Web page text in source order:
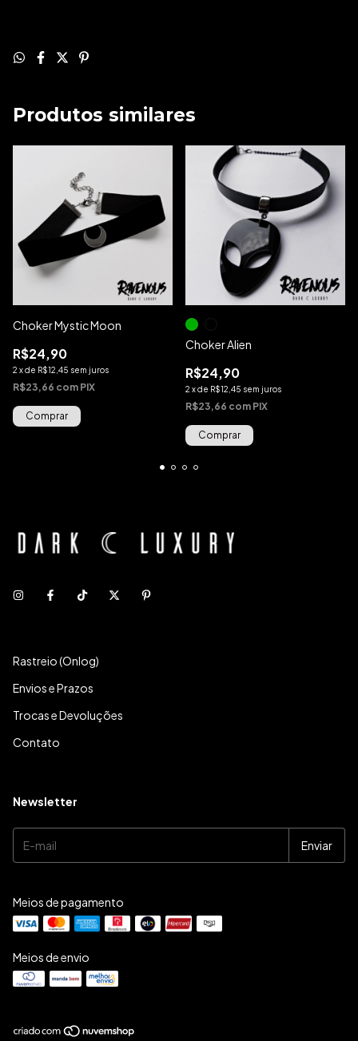
Produtos similares
Choker Mystic Moon
R$24,90
2 xde R$12,45 sem juros
R$23,66 com PIX
Comprar
Choker Alien
R$24,90
2 xde R$12,45 sem juros
R$23,66 com PIX
Comprar
Rastreio (Onlog)
Envios e Prazos
Trocas e Devoluções
Contato
Newsletter
Meios de pagamento
Meios de envio